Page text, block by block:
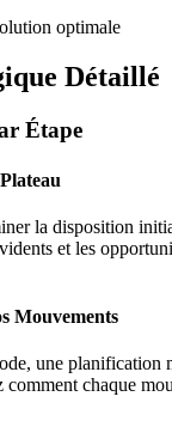
optimale
Détaillé
Étape
la disposition
et les
Mouvements
, une planification
comment chaque